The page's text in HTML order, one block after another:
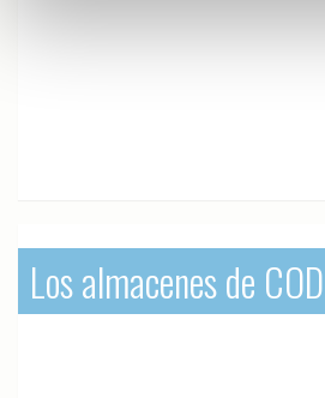
Los almacenes de